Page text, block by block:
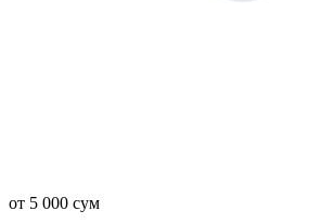
от 5 000 сум